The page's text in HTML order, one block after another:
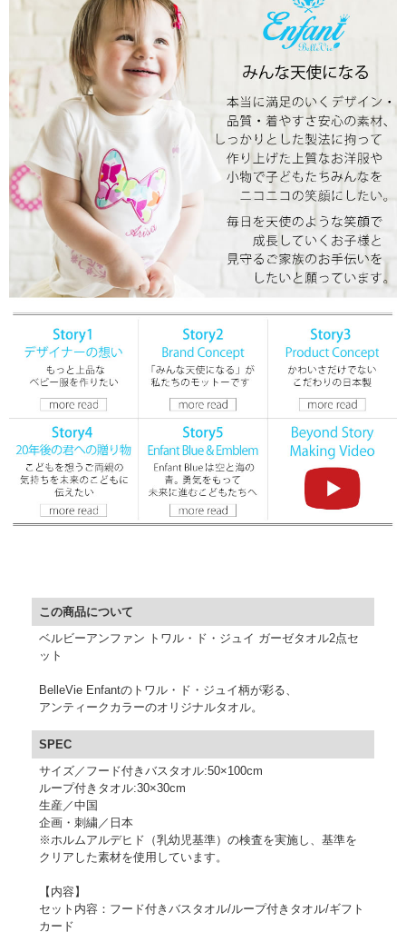
この商品について
ベルビーアンファン トワル・ド・ジュイ ガーゼタオル2点セ
ット
BelleVie Enfantのトワル・ド・ジュイ柄が彩る、
アンティークカラーのオリジナルタオル。
SPEC
サイズ／フード付きバスタオル:50×100cm
ループ付きタオル:30×30cm
生産／中国
企画・刺繍／日本
※ホルムアルデヒド（乳幼児基準）の検査を実施し、基準を
クリアした素材を使用しています。
【内容】
セット内容：フード付きバスタオル/ループ付きタオル/ギフト
カード